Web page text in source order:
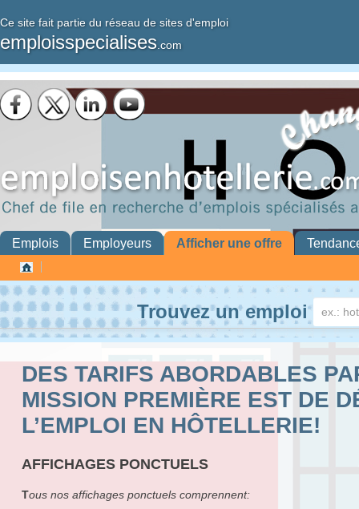
Ce site fait partie du réseau de sites d'emploi
emploisspecialises .com
Emplois Employeurs Afficher une offre
Trouvez un emploi
DES TARIFS ABORDABLES
MISSION PREMIÈRE EST DE
L’EMPLOI EN HÔTELLERIE!
AFFICHAGES PONCTUELS
Tous nos affichages ponctuels comprennent: